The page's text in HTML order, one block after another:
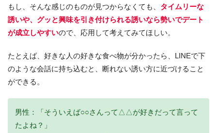
もし、そんな感じのものが見つからなくても、 タイムリーな
誘いや、グッと興味を引き付けられる誘いなら勢いでデート
が成立しやすいので、応用して考えてみてほしい。
たとえば、好きな人の好きな食べ物が分かったら、LINEで下
のような会話に持ち込むと、断れない誘い方に近づけること
ができる。
男性：「そういえば○○さんって△△が好きだって言って
たよね？」